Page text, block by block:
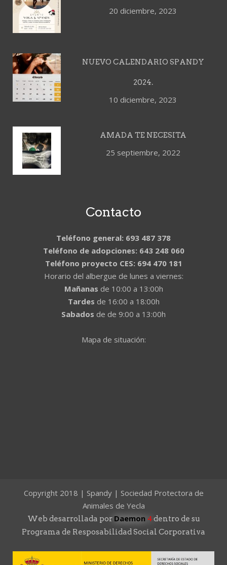
20 diciembre, 2023
NUEVO CALENDARIO SPANDY
2024.
10 diciembre, 2023
AMADA TE NECESITA
25 septiembre, 2022
Contacto
Teléfono general: 693 487 378
Teléfono de adopciones: 643 248 060
Teléfono proyecto CES: 694 470 181
Horario del albergue de lunes a viernes:
Mañanas de 10:00 a 13:00h
Tardes de 16:00 a 18:00h
Sabados de de 9:00 a 13:00h
Mapa de situación:
Copyright 2018 | Spandy | Sociedad Protectora de
Animales de Yecla
Web desarrollada por Daemon 4dentro de su
Programa de Resposabilidad Social Corporativa